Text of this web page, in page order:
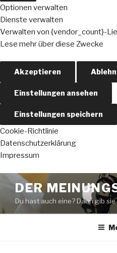
Optionen verwalten
Dienste verwalten
Verwalten von {vendor_count}-
Lese mehr über diese Zwecke
Akzeptieren
Einstellungen ansehen
Einstellungen speichern
Cookie-Richtlinie
Datenschutzerklärung
Impressum
Zum
Inhalt
springen
DER
Du hast auch eine? Dann gib sie